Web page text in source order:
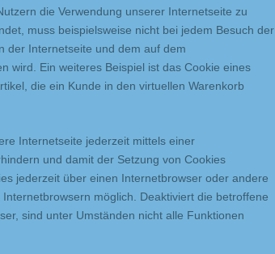
die Verwendung unserer Internetseite zu
muss beispielsweise nicht bei jedem Besuch der
der Internetseite und dem auf dem
wird. Ein weiteres Beispiel ist das Cookie eines
die ein Kunde in den virtuellen Warenkorb
Internetseite jederzeit mittels einer
und damit der Setzung von Cookies
jederzeit über einen Internetbrowser oder andere
möglich. Deaktiviert die betroffene
sind unter Umständen nicht alle Funktionen